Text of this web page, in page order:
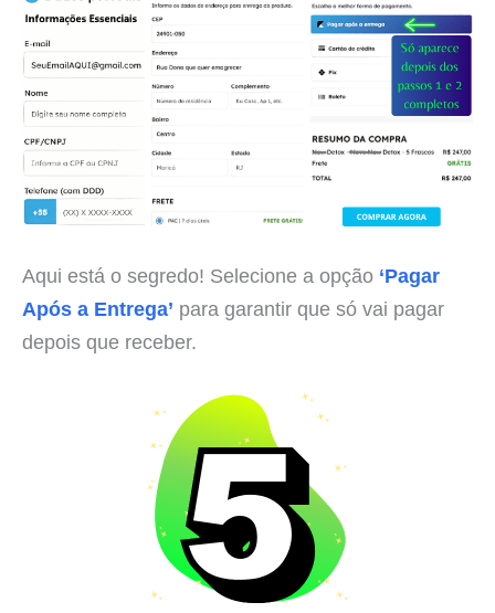
Aqui está o segredo! Selecione a opção ‘Pagar
Após a Entrega’ para garantir que só vai pagar
depois que receber.